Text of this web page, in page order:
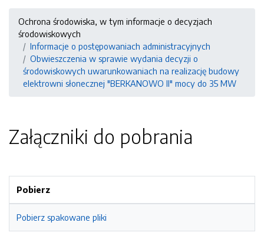
Ochrona środowiska, w tym informacje o decyzjach
środowiskowych
Informacje o postępowaniach administracyjnych
Obwieszczenia w sprawie wydania decyzji o
środowiskowych uwarunkowaniach na realizację budowy
elektrowni słonecznej "BERKANOWO II" mocy do 35 MW
Załączniki do pobrania
Pobierz
Pobierz spakowane pliki